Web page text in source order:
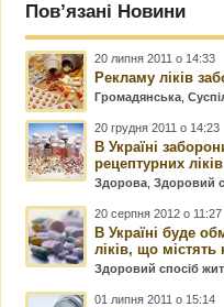
Пов’язані Новини
20 липня 2011 о 14:33
Рекламу ліків
Громадянська ,
20 грудня 2011 о 14:23
В Україні
рецептурних ліків
Здорова ,Здоровий
20 серпня 2012 о 11:27
В Україні буде
ліків, що містять
Здоровий спосіб
01 липня 2011 о 15:14